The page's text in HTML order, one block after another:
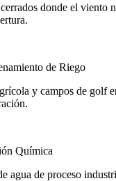
donde el viento
de Riego
y campos de golf
Química
agua de proceso